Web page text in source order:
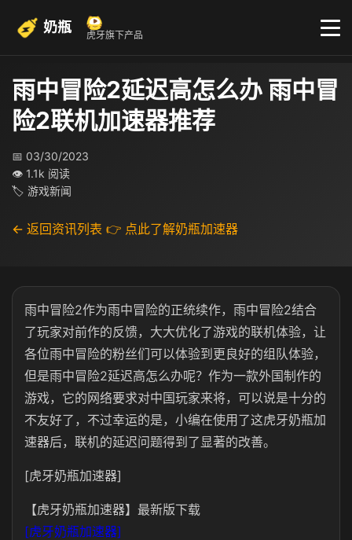
奶瓶 虎牙旗下产品
雨中冒险2延迟高怎么办 雨中冒
险2联机加速器推荐
📅 03/30/2023
👁 1.1k 阅读
🏷 游戏新闻
← 返回资讯列表 👉 点此了解奶瓶加速器
雨中冒险2作为雨中冒险的正统续作，雨中冒险2结合
了玩家对前作的反馈，大大优化了游戏的联机体验，让
各位雨中冒险的粉丝们可以体验到更良好的组队体验，
但是雨中冒险2延迟高怎么办呢？作为一款外国制作的
游戏，它的网络要求对中国玩家来将，可以说是十分的
不友好了，不过幸运的是，小编在使用了这虎牙奶瓶加
速器后，联机的延迟问题得到了显著的改善。
[虎牙奶瓶加速器]
【虎牙奶瓶加速器】最新版下载
[虎牙奶瓶加速器]